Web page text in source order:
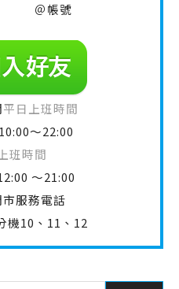
＠帳號
平日上班時間
～22:00
班時間
～21:00
服務電話
機10、11、12